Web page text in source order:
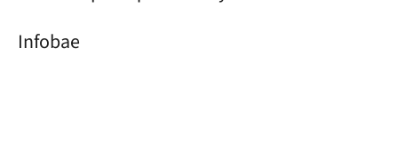
Infobae